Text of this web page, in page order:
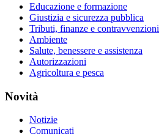
Educazione e formazione
Giustizia e sicurezza pubblica
Tributi, finanze e contravvenzioni
Ambiente
Salute, benessere e assistenza
Autorizzazioni
Agricoltura e pesca
Novità
Notizie
Comunicati